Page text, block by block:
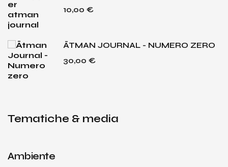
10,00 €
ĀTMAN JOURNAL - NUMERO ZERO
30,00 €
Tematiche & media
Ambiente